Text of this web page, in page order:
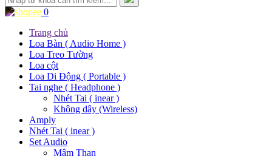
0
Trang chủ
Loa Bàn ( Audio Home )
Loa Treo Tường
Loa cột
Loa Di Động ( Portable )
Tai nghe ( Headphone )
Nhét Tai ( inear )
Không dây (Wireless)
Amply
Nhét Tai ( inear )
Set Audio
Mâm Than